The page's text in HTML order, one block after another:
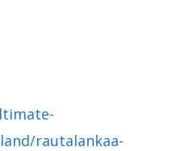
rautalankaa-